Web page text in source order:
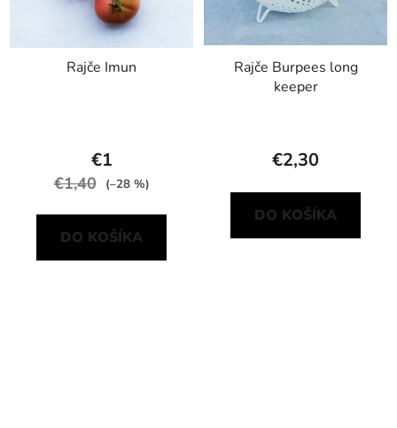
Rajče Imun
€1
€1,40 (–28 %)
DO KOŠÍKA
Rajče Burpees long
keeper
€2,30
DO KOŠÍKA